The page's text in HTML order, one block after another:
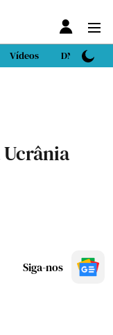
Vídeos DN Sport
Siga-nos